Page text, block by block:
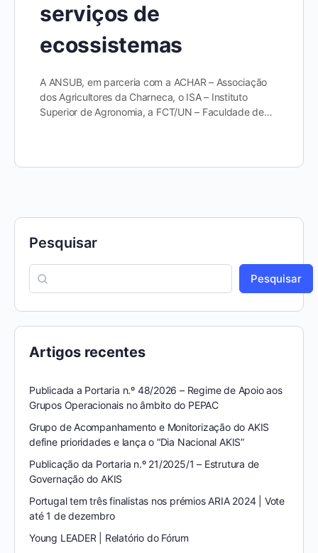
serviços de
ecossistemas
A ANSUB, em parceria com a ACHAR – Associação
dos Agricultores da Charneca, o ISA – Instituto
Superior de Agronomia, a FCT/UN – Faculdade de…
Pesquisar
Pesquisar
Artigos recentes
Publicada a Portaria n.º 48/2026 – Regime de Apoio aos
Grupos Operacionais no âmbito do PEPAC
Grupo de Acompanhamento e Monitorização do AKIS
define prioridades e lança o “Dia Nacional AKIS”
Publicação da Portaria n.º 21/2025/1 – Estrutura de
Governação do AKIS
Portugal tem três finalistas nos prémios ARIA 2024 | Vote
até 1 de dezembro
Young LEADER | Relatório do Fórum